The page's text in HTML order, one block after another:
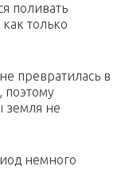
поливать
только
превратилась в
поэтому
земля не
немного